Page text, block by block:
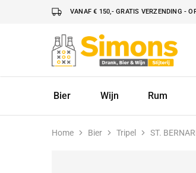
VANAF € 150,- GRATIS VERZENDING -
Simonsdrank.nl
Drank,
Bier
Bier
Wijn Rum
Home Bier Tripel ST.